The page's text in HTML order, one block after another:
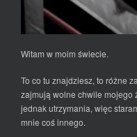
Witam w moim świecie.
To co tu znajdziesz, to różne
zajmują wolne chwile mojego
jednak utrzymania, więc
mnie coś innego.